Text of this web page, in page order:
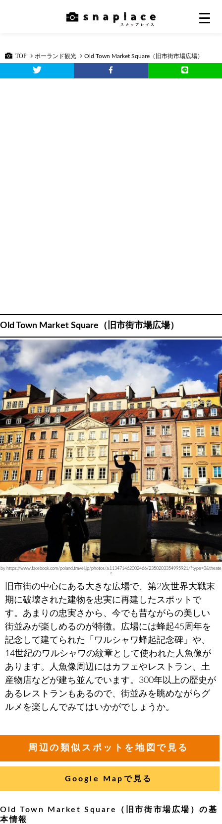
TOP ポーランド観光 Old Town Market Square（旧市街市場広場）
Old Town Market Square（旧市街市場広場）
by https://www.facebook.com/poland.travel.jp/photos/a.113471462002466/2350203354995921/?type=3&theate
r
旧市街の中心にある大きな広場で、第2次世界大戦末
期に破壊された建物を忠実に再建したスポットで
す。あまりの忠実さから、今でも昔ながらの美しい
街並みが楽しめるのが特徴。広場には蜂起45周年を
記念して建てられた「ワルシャワ蜂起記念碑」や、
14世紀のワルシャワの紋章として使われた人魚像が
あります。人魚像周辺にはカフェやレストラン、土
産物店などが建ち並んでいます。300年以上の歴史が
あるレストランもあるので、街並みを眺めながらグ
ルメを楽しんでみてはいかがでしょうか。
周辺の類似スポットを地図で見る
Google Mapで見る
Old Town Market Square（旧市街市場広場）の基
本情報